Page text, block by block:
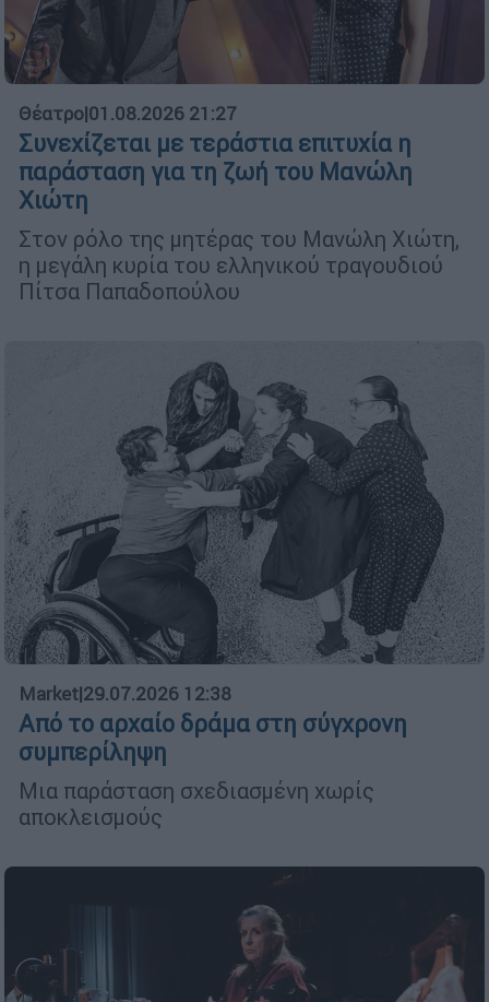
Θέατρο|01.08.2026 21:27
Συνεχίζεται με τεράστια επιτυχία η
παράσταση για τη ζωή του Μανώλη
Χιώτη
Στον ρόλο της μητέρας του Μανώλη Χιώτη,
η μεγάλη κυρία του ελληνικού τραγουδιού
Πίτσα Παπαδοπούλου
Market|29.07.2026 12:38
Από το αρχαίο δράμα στη σύγχρονη
συμπερίληψη
Μια παράσταση σχεδιασμένη χωρίς
αποκλεισμούς